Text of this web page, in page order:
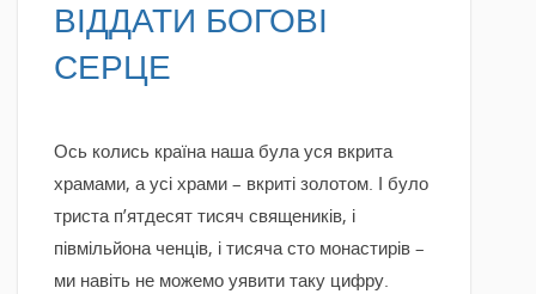
ВІДДАТИ БОГОВІ
СЕРЦЕ
Ось колись країна наша була уся вкрита
храмами, а усі храми – вкриті золотом. І було
триста п’ятдесят тисяч священиків, і
півмільйона ченців, і тисяча сто монастирів –
ми навіть не можемо уявити таку цифру.